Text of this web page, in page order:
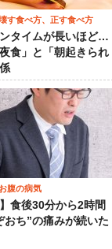
す食べ方、正す食べ方
タイムが長いほど…
食」と「朝起きられ
腹の病気
】食後30分から2時間
おち”の痛みが続いた